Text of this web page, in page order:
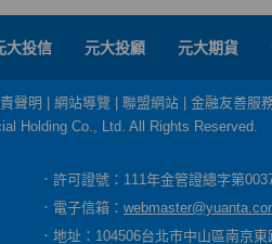
大投信 元大投顧 元大期貨
聲明 網站導覽 聯盟網站
金融友善服
Holding Co., Ltd. All Rights Reserved.
．許可證號：111年金管證總字第
．電子信箱：
．地址：104506台北市中山區南京